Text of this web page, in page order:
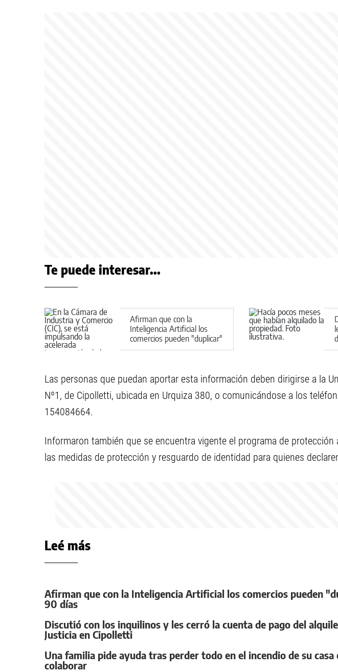
Te puede interesar...
Afirman que con la
Inteligencia Artificial los
comercios pueden "duplicar"
sus ventas en 90 días
Las personas que puedan aportar esta información deben dirigirse a la
Nº1, de Cipolletti, ubicada en Urquiza 380, o comunicándose a los
154084664.
Informaron también que se encuentra vigente el programa de
las medidas de protección y resguardo de identidad para quienes
Leé más
Afirman que con la Inteligencia Artificial los comercios pueden
90 días
Discutió con los inquilinos y les cerró la cuenta de pago del
Justicia en Cipolletti
Una familia pide ayuda tras perder todo en el incendio de su
colaborar